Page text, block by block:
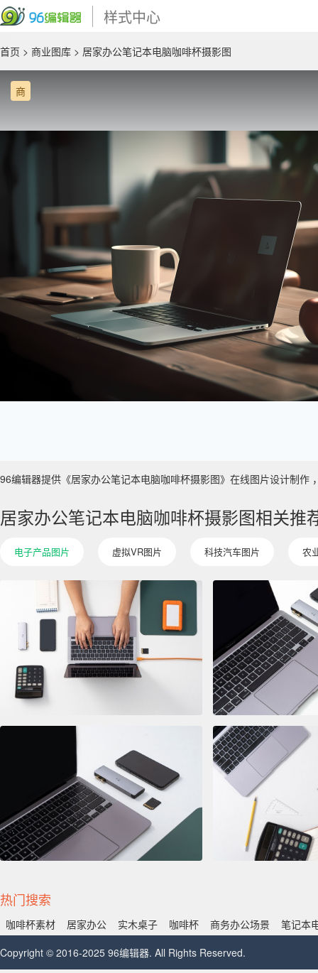
样式中心
首页 > 商业图库 > 居家办公笔记本电脑咖啡杯摄影图
商
96编辑器提供《居家办公笔记本电脑咖啡杯摄影图》在线图片设计制
居家办公笔记本电脑咖啡杯摄影图相关推
电子产品图片 虚拟VR图片 科技汽车图片 农
热门搜索
咖啡杯素材 居家办公 实木桌子 咖啡杯 商务办公场景
笔记本
Copyright © 2016-2025 96编辑器. All Rights Reserved.